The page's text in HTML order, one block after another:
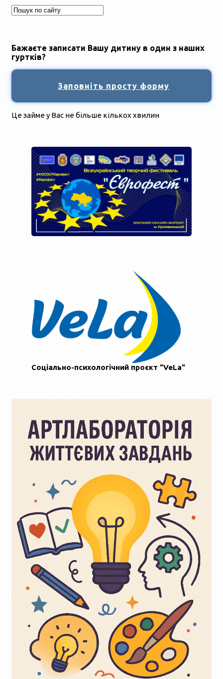
Бажаєте записати Вашу дитину в один з наших
гуртків?
Заповніть просту форму
Це займе у Вас не більше кількох хвилин
Соціально-психологічний проєкт "VeLa"